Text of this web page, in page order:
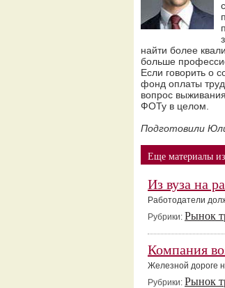
найти более
больше
Если говорить о
фонд оплаты
вопрос
ФОТу в целом.
Подготовили
Еще материалы
Из вуза на
Работодатели
Рубрики: Рынок
Компания
Железной дороге
Рубрики: Рынок